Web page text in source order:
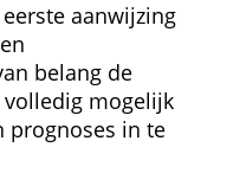
aanwijzing
belang de
volledig mogelijk
prognoses in te